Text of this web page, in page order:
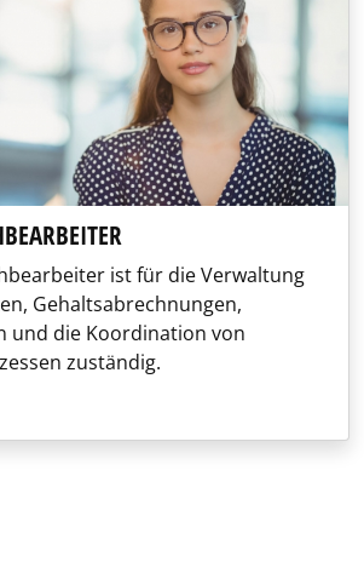
ist für die Verwaltung
Gehaltsabrechnungen,
und die Koordination von
zuständig.